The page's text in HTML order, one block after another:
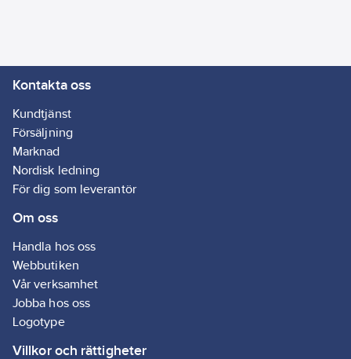
Kontakta oss
Kundtjänst
Försäljning
Marknad
Nordisk ledning
För dig som leverantör
Om oss
Handla hos oss
Webbutiken
Vår verksamhet
Jobba hos oss
Logotype
Villkor och rättigheter